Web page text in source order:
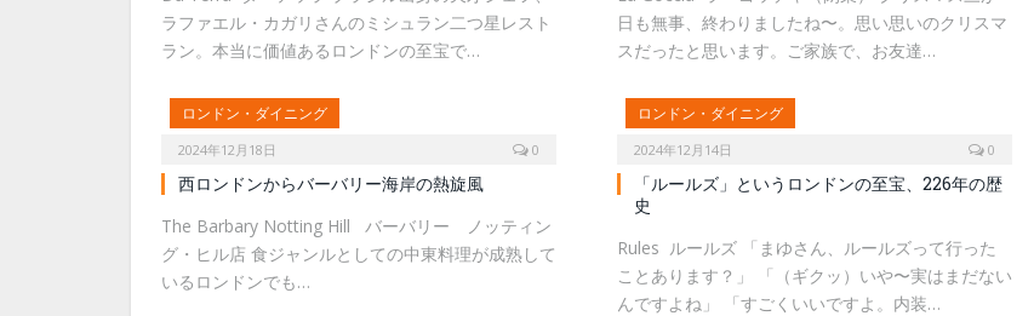
ラファエル・カガリさんのミシュラン二つ星レスト
ラン。本当に価値あるロンドンの至宝で…
日も無事、終わりましたね〜。思い思いのクリスマ
スだったと思います。ご家族で、お友達…
ロンドン・ダイニング
2024年12月18日 0
西ロンドンからバーバリー海岸の熱旋風
The Barbary Notting Hill バーバリー ノッティン
グ・ヒル店 食ジャンルとしての中東料理が成熟して
いるロンドンでも…
ロンドン・ダイニング
2024年12月14日 0
「ルールズ」というロンドンの至宝、226年の歴
史
Rules ルールズ 「まゆさん、ルールズって行った
ことあります？」 「（ギクッ）いや〜実はまだない
んですよね」 「すごくいいですよ。内装…